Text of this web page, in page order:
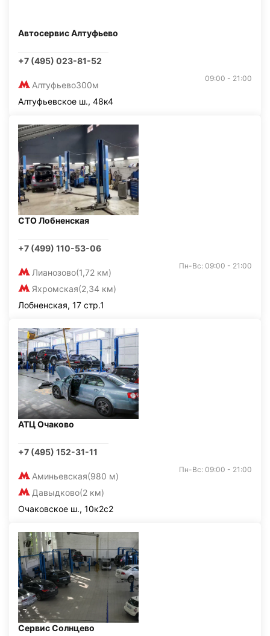
Автосервис Алтуфьево
+7 (495) 023-81-52
Алтуфьево300м
09:00 - 21:00
Алтуфьевское ш., 48к4
СТО Лобненская
+7 (499) 110-53-06
Лианозово(1,72 км)
Яхромская(2,34 км)
Пн-Вс: 09:00 - 21:00
Лобненская, 17 стр.1
АТЦ Очаково
+7 (495) 152-31-11
Аминьевская(980 м)
Давыдково(2 км)
Пн-Вс: 09:00 - 21:00
Очаковское ш., 10к2с2
Сервис Солнцево